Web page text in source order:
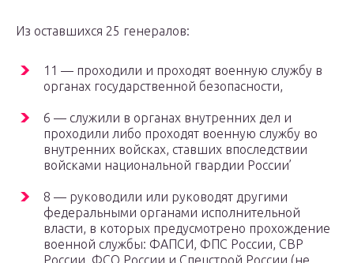
Из оставшихся 25 генералов:
11 — проходили и проходят военную службу в
органах государственной безопасности,
6 — служили в органах внутренних дел и
проходили либо проходят военную службу во
внутренних войсках, ставших впоследствии
войсками национальной гвардии России’
8 — руководили или руководят другими
федеральными органами исполнительной
власти, в которых предусмотрено прохождение
военной службы: ФАПСИ, ФПС России, СВР
России, ФСО России и Спецстрой России (не